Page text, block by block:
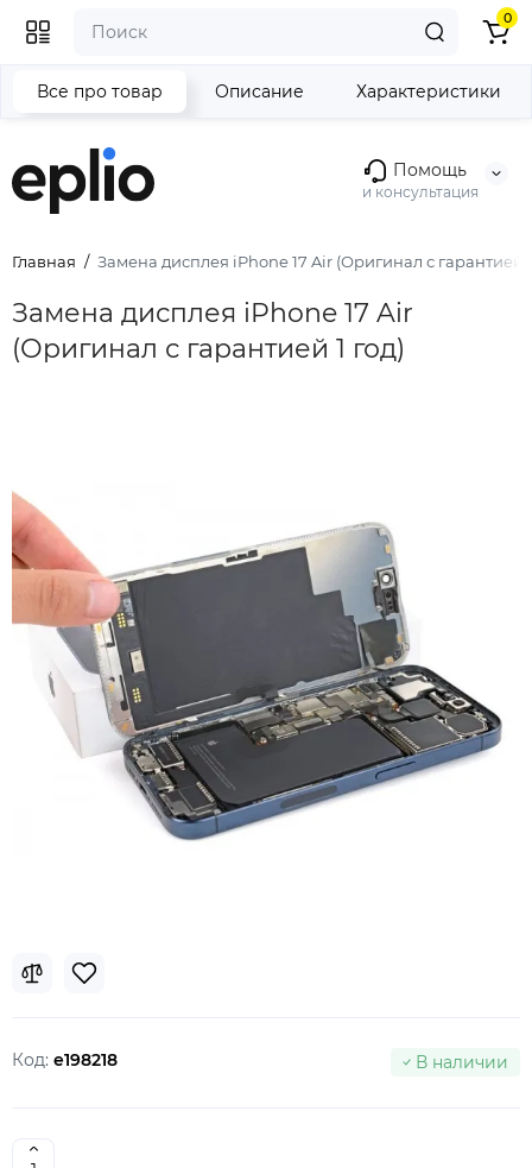
Помощь
и консультация
0
Главная Замена дисплея iPhone 17 Air (Оригинал с гарантией
Замена дисплея iPhone 17 Air
(Оригинал с гарантией 1 год)
Все про товар Описание Характеристики
Код: e198218 В наличии